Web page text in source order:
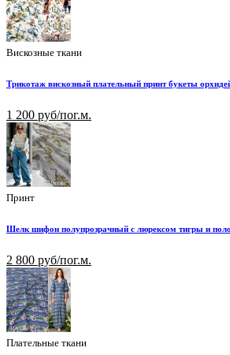
Вискозные ткани
Трикотаж вискозный плательный принт букеты
1 200 руб/пог.м.
Принт
Шелк шифон полупрозрачный с люрексом тигры и
2 800 руб/пог.м.
Плательные ткани